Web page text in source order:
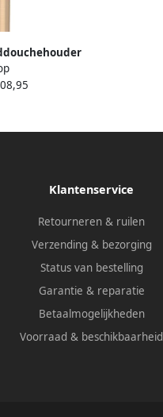
Bronze
Klantenservice
Retourneren & ruilen
Verzending & bezorging
Status van bestelling
Garantie & reparatie
Betaalmogelijkheden
Voorraad & beschikbaarheid